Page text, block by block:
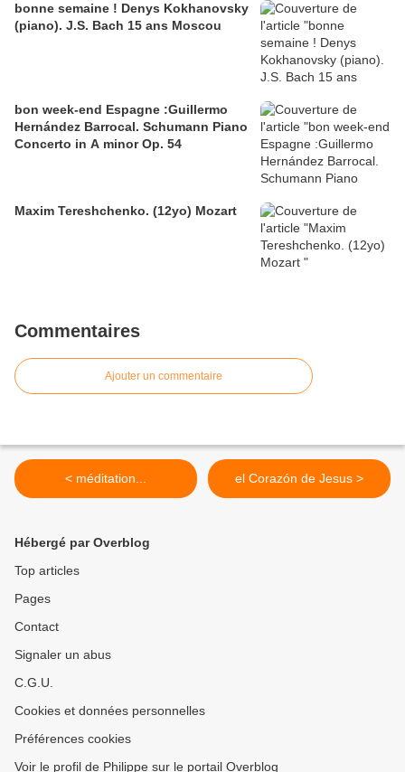
bonne semaine ! Denys Kokhanovsky
(piano). J.S. Bach 15 ans Moscou
bon week-end Espagne :Guillermo
Hernández Barrocal. Schumann Piano
Concerto in A minor Op. 54
Maxim Tereshchenko. (12yo) Mozart
Commentaires
Ajouter un commentaire
< méditation... el Corazón de Jesus >
Hébergé par Overblog
Top articles
Pages
Contact
Signaler un abus
C.G.U.
Cookies et données personnelles
Préférences cookies
Voir le profil de Philippe sur le portail Overblog